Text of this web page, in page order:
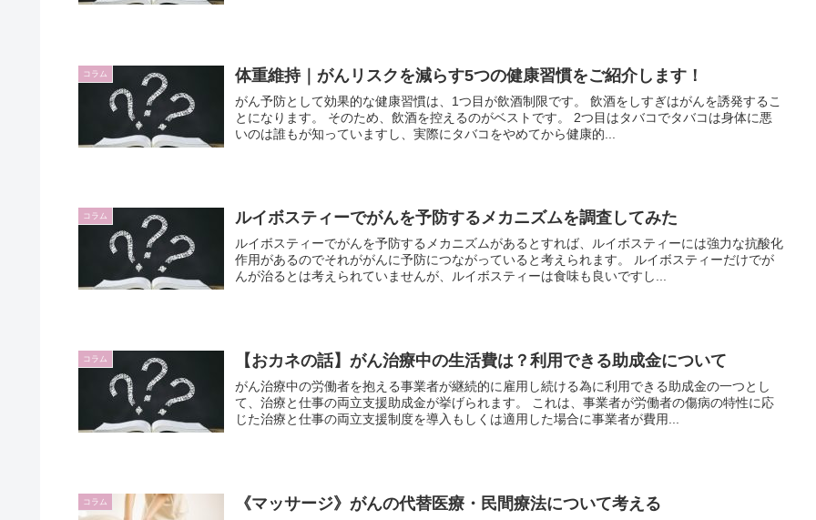
コラム 体重維持｜がんリスクを減らす5つの健康習慣をご紹介します！
がん予防として効果的な健康習慣は、1つ目が飲酒制限です。 飲酒をしすぎはがんを誘発するこ
とになります。 そのため、飲酒を控えるのがベストです。 2つ目はタバコでタバコは身体に悪
いのは誰もが知っていますし、実際にタバコをやめてから健康的...
コラム ルイボスティーでがんを予防するメカニズムを調査してみた
ルイボスティーでがんを予防するメカニズムがあるとすれば、ルイボスティーには強力な抗酸化
作用があるのでそれががんに予防につながっていると考えられます。 ルイボスティーだけでが
んが治るとは考えられていませんが、ルイボスティーは食味も良いですし...
コラム 【おカネの話】がん治療中の生活費は？利用できる助成金について
がん治療中の労働者を抱える事業者が継続的に雇用し続ける為に利用できる助成金の一つとし
て、治療と仕事の両立支援助成金が挙げられます。 これは、事業者が労働者の傷病の特性に応
じた治療と仕事の両立支援制度を導入もしくは適用した場合に事業者が費用...
コラム 《マッサージ》がんの代替医療・民間療法について考える